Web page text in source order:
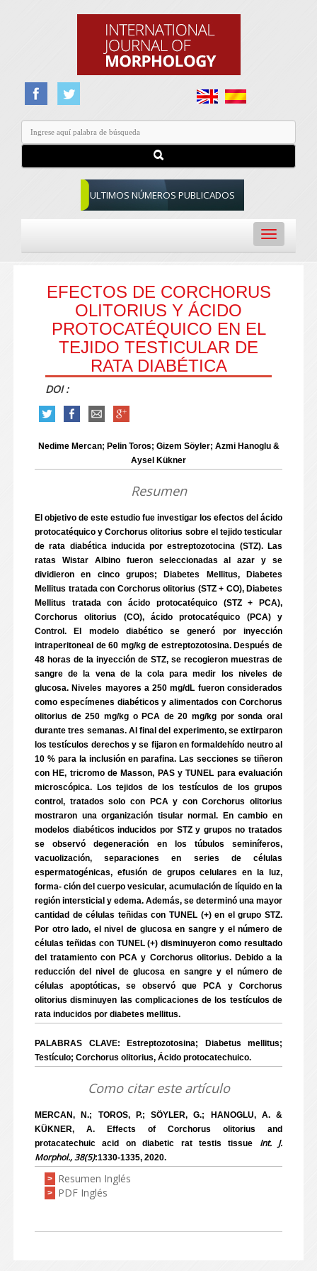
ULTIMOS NÚMEROS PUBLICADOS
Toggle
navigation
EFECTOS DE CORCHORUS
OLITORIUS Y ÁCIDO
PROTOCATÉQUICO EN EL
TEJIDO TESTICULAR DE
RATA DIABÉTICA
DOI :
Nedime Mercan; Pelin Toros; Gizem Söyler; Azmi Hanoglu &
Aysel Kükner
Resumen
El objetivo de este estudio fue investigar los efectos del ácido
protocatéquico y Corchorus olitorius sobre el tejido testicular
de rata diabética inducida por estreptozotocina (STZ). Las
ratas Wistar Albino fueron seleccionadas al azar y se
dividieron en cinco grupos; Diabetes Mellitus, Diabetes
Mellitus tratada con Corchorus olitorius (STZ + CO), Diabetes
Mellitus tratada con ácido protocatéquico (STZ + PCA),
Corchorus olitorius (CO), ácido protocatéquico (PCA) y
Control. El modelo diabético se generó por inyección
intraperitoneal de 60 mg/kg de estreptozotosina. Después de
48 horas de la inyección de STZ, se recogieron muestras de
sangre de la vena de la cola para medir los niveles de
glucosa. Niveles mayores a 250 mg/dL fueron considerados
como especímenes diabéticos y alimentados con Corchorus
olitorius de 250 mg/kg o PCA de 20 mg/kg por sonda oral
durante tres semanas. Al final del experimento, se extirparon
los testículos derechos y se fijaron en formaldehído neutro al
10 % para la inclusión en parafina. Las secciones se tiñeron
con HE, tricromo de Masson, PAS y TUNEL para evaluación
microscópica. Los tejidos de los testículos de los grupos
control, tratados solo con PCA y con Corchorus olitorius
mostraron una organización tisular normal. En cambio en
modelos diabéticos inducidos por STZ y grupos no tratados
se observó degeneración en los túbulos seminíferos,
vacuolización, separaciones en series de células
espermatogénicas, efusión de grupos celulares en la luz,
forma- ción del cuerpo vesicular, acumulación de líquido en la
región intersticial y edema. Además, se determinó una mayor
cantidad de células teñidas con TUNEL (+) en el grupo STZ.
Por otro lado, el nivel de glucosa en sangre y el número de
células teñidas con TUNEL (+) disminuyeron como resultado
del tratamiento con PCA y Corchorus olitorius. Debido a la
reducción del nivel de glucosa en sangre y el número de
células apoptóticas, se observó que PCA y Corchorus
olitorius disminuyen las complicaciones de los testículos de
rata inducidos por diabetes mellitus.
PALABRAS CLAVE: Estreptozotosina; Diabetus mellitus;
Testículo; Corchorus olitorius, Ácido protocatechuico.
Como citar este artículo
MERCAN, N.; TOROS, P.; SÖYLER, G.; HANOGLU, A. &
KÜKNER, A. Effects of Corchorus olitorius and
protacatechuic acid on diabetic rat testis tissue Int. J.
Morphol., 38(5):1330-1335, 2020.
> Resumen Inglés
> PDF Inglés